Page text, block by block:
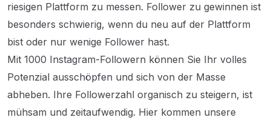
riesigen Plattform zu messen. Follower zu gewinnen ist
besonders schwierig, wenn du neu auf der Plattform
bist oder nur wenige Follower hast.
Mit 1000 Instagram-Followern können Sie Ihr volles
Potenzial ausschöpfen und sich von der Masse
abheben. Ihre Followerzahl organisch zu steigern, ist
mühsam und zeitaufwendig. Hier kommen unsere